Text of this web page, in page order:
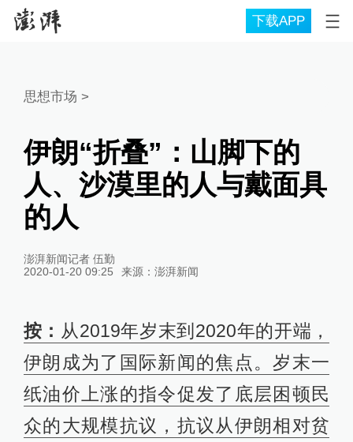
下载APP
思想市场 >
伊朗“折叠”：山脚下的
人、沙漠里的人与戴面具
的人
澎湃新闻记者 伍勤
2020-01-20 09:25
来源： 澎湃新闻
按： 从2019年岁末到2020年的开端，
伊朗成为了国际新闻的焦点。岁末一
纸油价上涨的指令促发了底层困顿民
众的大规模抗议，抗议从伊朗相对贫